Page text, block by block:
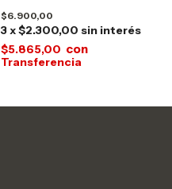
$6.900,00
3 x$2.300,00 sin interés
$5.865,00 con